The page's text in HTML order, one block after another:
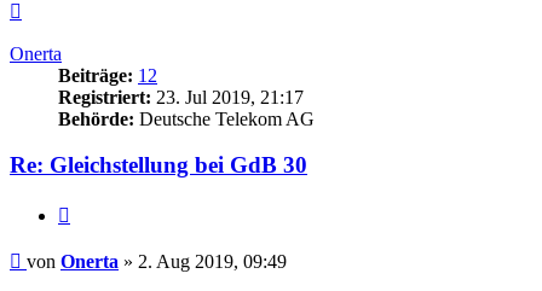
Onerta
Beiträge: 12
Registriert: 23. Jul 2019, 21:17
Behörde: Deutsche Telekom AG
Re: Gleichstellung bei GdB 30
Beitrag
von Onerta » 2. Aug 2019, 09:49